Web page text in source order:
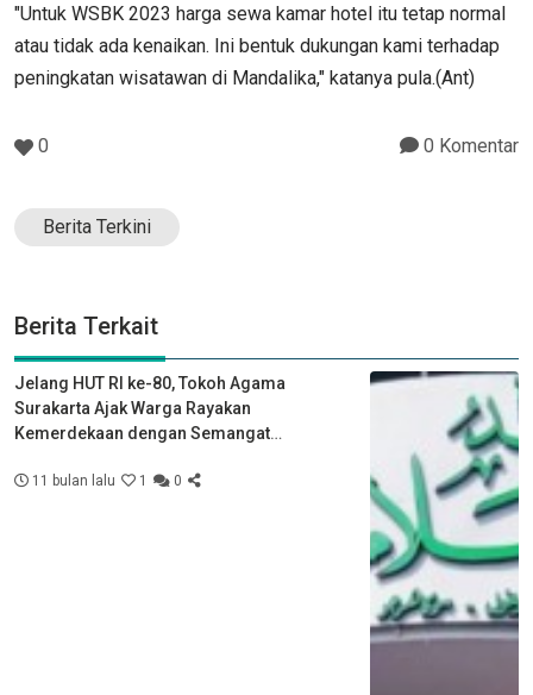
"Untuk WSBK 2023 harga sewa kamar hotel itu tetap normal
atau tidak ada kenaikan. Ini bentuk dukungan kami terhadap
peningkatan wisatawan di Mandalika," katanya pula.(Ant)
0 0 Komentar
Berita Terkini
Berita Terkait
Jelang HUT RI ke-80, Tokoh Agama
Surakarta Ajak Warga Rayakan
Kemerdekaan dengan Semangat
11 bulan lalu 1 0